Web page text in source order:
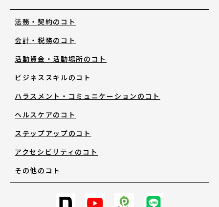
お知らせ・新着情報
アートノトについて
MESSAGE
法務・契約のコト
会計・税務のコト
活動資金・活動場所のコト
ビジネススキルのコト
ハラスメント・コミュニケーションのコト
ヘルスケアのコト
ステップアップのコト
アクセシビリティのコト
その他のコト